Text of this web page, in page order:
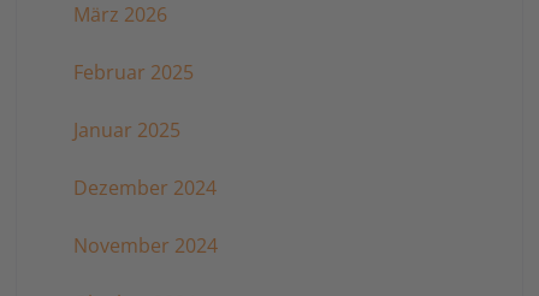
März 2026
Februar 2025
Januar 2025
Dezember 2024
November 2024